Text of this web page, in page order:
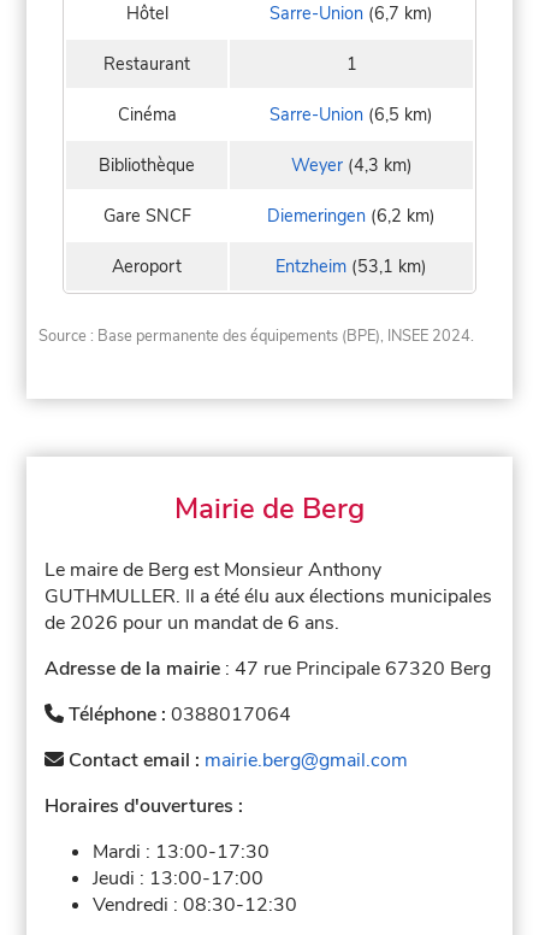
Hôtel Sarre-Union (6,7 km)
Restaurant 1
Cinéma Sarre-Union (6,5 km)
Bibliothèque Weyer(4,3 km)
Gare SNCF Diemeringen (6,2 km)
Aeroport Entzheim (53,1 km)
Source : Base permanente des équipements (BPE), INSEE 2024.
Mairie de Berg
Le maire de Berg est Monsieur Anthony
GUTHMULLER. Il a été élu aux élections municipales
de 2026 pour un mandat de 6 ans.
Adresse de la mairie : 47 rue Principale 67320 Berg
Téléphone :0388017064
Contact email : mairie.berg@gmail.com
Horaires d'ouvertures :
Mardi : 13:00-17:30
Jeudi : 13:00-17:00
Vendredi :08:30-12:30